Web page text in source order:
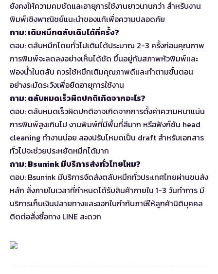
ยังคงให้ความคมชัดและอายุการใช้งานยาวนานกว่า สำหรับงาน
พิมพ์เชิงพาณิชย์แนะนำของแท้เพื่อความปลอดภัย
ถาม: เติมหมึกตลับเดิมได้กี่ครั้ง?
ตอบ: ตลับหมึกโดยทั่วไปเติมได้ประมาณ 2-3 ครั้งก่อนคุณภาพ
การพิมพ์จะลดลงอย่างเห็นได้ชัด ขึ้นอยู่กับสภาพหัวพิมพ์และ
ฟองน้ำในตลับ ควรใช้หมึกเติมคุณภาพดีและทำตามขั้นตอน
อย่างระมัดระวังเพื่อยืดอายุการใช้งาน
ถาม: ตลับหมดเร็วผิดปกติเกิดจากอะไร?
ตอบ: ตลับหมดเร็วผิดปกติอาจเกิดจากการตั้งค่าความหนาแน่น
การพิมพ์สูงเกินไป งานพิมพ์ที่มีพื้นที่สีมาก หรือฟังก์ชัน head
cleaning ทำงานบ่อย ลองปรับโหมดเป็น draft สำหรับเอกสาร
ทั่วไปจะช่วยประหยัดหมึกได้มาก
ถาม: Bsunink มีบริการส่งทั่วไทยไหม?
ตอบ: Bsunink มีบริการจัดส่งตลับหมึกทั่วประเทศไทยผ่านขนส่ง
หลัก สั่งภายในเวลาที่กำหนดได้รับสินค้าภายใน 1-3 วันทำการ มี
บริการเก็บเงินปลายทางและออกใบกำกับภาษีให้ลูกค้านิติบุคคล
ติดต่อสั่งซื้อทาง LINE สะดวก